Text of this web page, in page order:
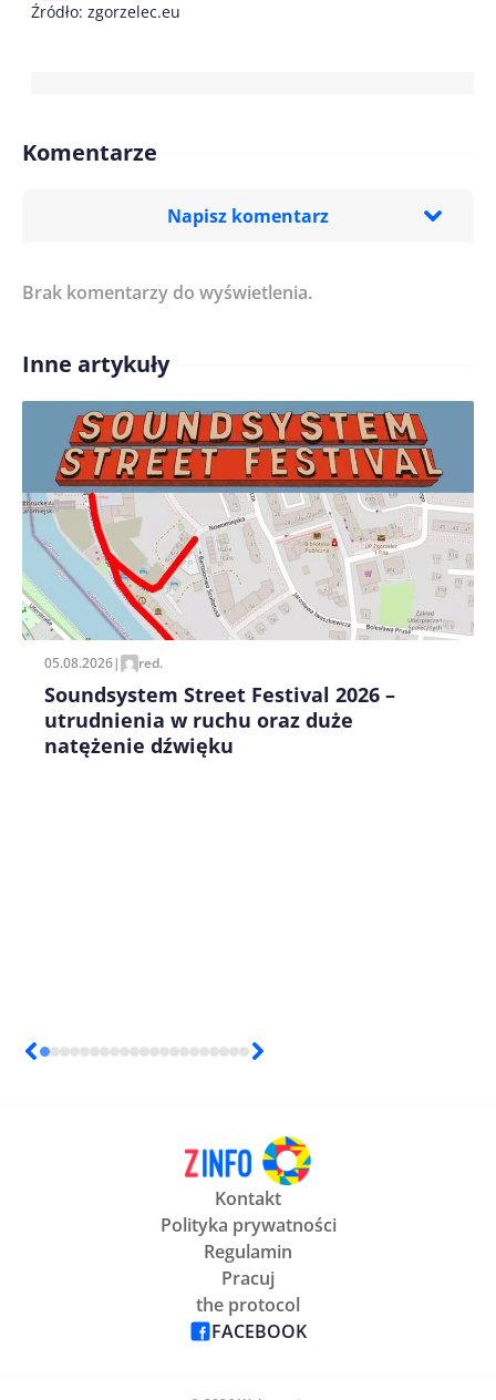
Źródło: zgorzelec.eu
Komentarze
Napisz komentarz
Treść komentarza*
Imię/ Nick*
Zapamiętaj moje dane w tej przeglądarce podczas
pisania kolejnych komentarzy.
Brak komentarzy do wyświetlenia.
Inne artykuły
05.08.2026| red.
Soundsystem Street Festival 2026 –
utrudnienia w ruchu oraz duże
natężenie dźwięku
Kontakt
Polityka prywatności
Regulamin
Pracuj
the protocol
FACEBOOK